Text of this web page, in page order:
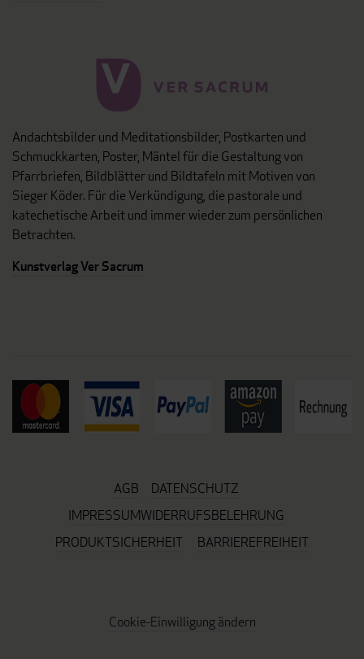
Andachtsbilder und Meditationsbilder, Postkarten und
Schmuckkarten, Poster, Mäntel für die Gestaltung von
Pfarrbriefen, Bildblätter und Bildtafeln mit Motiven von
Sieger Köder. Für die Verkündigung, die pastorale und
katechetische Arbeit und immer wieder zum persönlichen
Betrachten.
Kunstverlag Ver Sacrum
AGB
DATENSCHUTZ
IMPRESSUMWIDERRUFSBELEHRUNG
PRODUKTSICHERHEIT
BARRIEREFREIHEIT
Cookie-Einwilligung ändern